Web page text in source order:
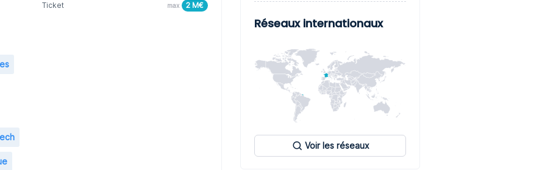
Ticket max 2 M€
Réseaux internationaux
Voir les réseaux